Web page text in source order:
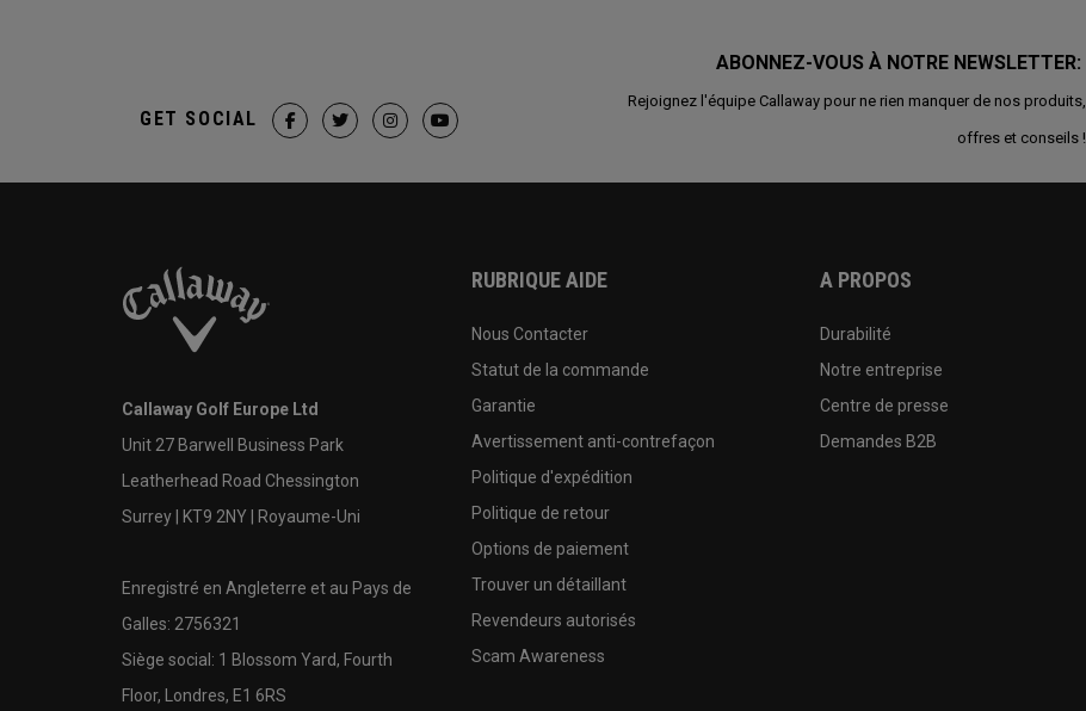
ABONNEZ-VOUS À NOTRE NEWSLETTER:
Rejoignez l'équipe Callaway pour ne rien manquer de nos produits,
offres et conseils !
GET SOCIAL
Callaway Golf Europe Ltd
Unit 27 Barwell Business Park
Leatherhead Road Chessington
Surrey | KT9 2NY | Royaume-Uni
Enregistré en Angleterre et au Pays de
Galles: 2756321
Siège social: 1 Blossom Yard, Fourth
Floor, Londres, E1 6RS
RUBRIQUE AIDE
Nous Contacter
Statut de la commande
Garantie
Avertissement anti-contrefaçon
Politique d'expédition
Politique de retour
Options de paiement
Trouver un détaillant
Revendeurs autorisés
Scam Awareness
A PROPOS
Durabilité
Notre entreprise
Centre de presse
Demandes B2B